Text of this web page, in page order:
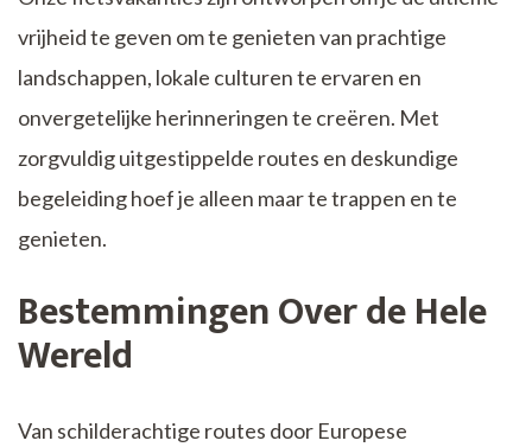
vrijheid te geven om te genieten van prachtige
landschappen, lokale culturen te ervaren en
onvergetelijke herinneringen te creëren. Met
zorgvuldig uitgestippelde routes en deskundige
begeleiding hoef je alleen maar te trappen en te
genieten.
Bestemmingen Over de Hele
Wereld
Van schilderachtige routes door Europese